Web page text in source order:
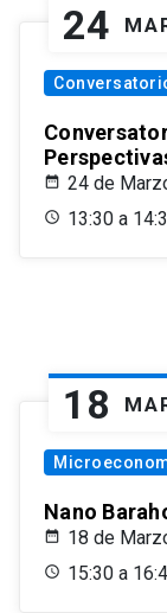
24
24 de
13:30 a
18
Nano
18 de
15:30 a